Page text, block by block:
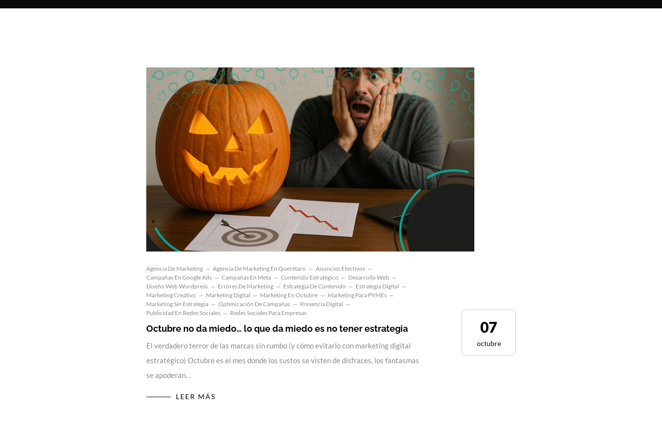
Agencia De Marketing Agencia De Marketing En Querétaro
Anuncios Efectivos
Campañas En Google Ads
Campañas En Meta Contenido Estratégico
Desarrollo Web
Diseño Web Wordpress
Errores De Marketing Estrategia De Contenido
Estrategia Digital
Marketing Creativo
Marketing Digital Marketing En Octubre
Marketing Para PYMEs
Marketing Sin Estrategia
Optimización De Campañas
Presencia Digital
Publicidad En Redes Sociales
Redes Sociales Para Empresas
Octubre no da miedo… lo que da miedo es no tener estrategia
El verdadero terror de las marcas sin rumbo (y cómo evitarlo con marketing digital
estratégico) Octubre es el mes donde los sustos se visten de disfraces, los fantasmas
se apoderan…
LEER MÁS
07
octubre